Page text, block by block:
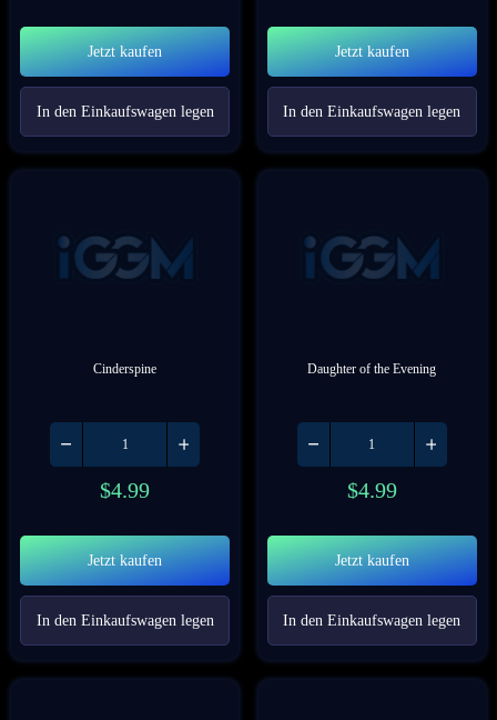
Jetzt kaufen
In den Einkaufswagen legen
Jetzt kaufen
In den Einkaufswagen legen
Cinderspine
$4.99
Jetzt kaufen
In den Einkaufswagen legen
Daughter of the Evening
$4.99
Jetzt kaufen
In den Einkaufswagen legen